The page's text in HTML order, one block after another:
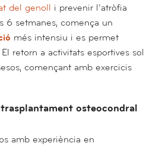
del genoll i prevenir l’atròfia
6 setmanes, comença un
més intensiu i es permet
retorn a activitats esportives sol
començant amb exercicis
osteocondral
amb experiència en